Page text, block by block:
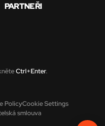
PARTNEŘI
Ctrl+Enter.
PolicyCookie Settings
smlouva